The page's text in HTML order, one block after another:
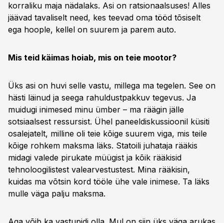
korraliku maja nädalaks. Asi on ratsionaalsuses! Alles
jäävad tavaliselt need, kes teevad oma tööd tõsiselt
ega hoople, kellel on suurem ja parem auto.
Mis teid käimas hoiab, mis on teie mootor?
Üks asi on huvi selle vastu, millega ma tegelen. See on
hästi läinud ja seega rahuldustpakkuv tegevus. Ja
muidugi inimesed minu ümber – ma räägin jälle
sotsiaalsest ressursist. Ühel paneeldiskussioonil küsiti
osalejatelt, milline oli teie kõige suurem viga, mis teile
kõige rohkem maksma läks. Statoili juhataja rääkis
midagi valede pirukate müügist ja kõik rääkisid
tehnoloogilistest valearvestustest. Mina rääkisin,
kuidas ma võtsin kord tööle ühe vale inimese. Ta läks
mulle väga palju maksma.